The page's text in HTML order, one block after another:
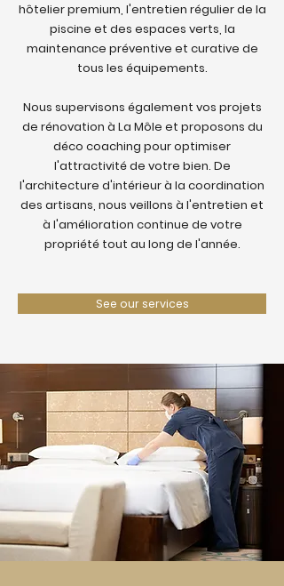
hôtelier premium, l'entretien régulier de la
piscine et des espaces verts, la
maintenance préventive et curative de
tous les équipements.
Nous supervisons également vos projets
de rénovation à La Môle et proposons du
déco coaching pour optimiser
l'attractivité de votre bien. De
l'architecture d'intérieur à la coordination
des artisans, nous veillons à l'entretien et
à l'amélioration continue de votre
propriété tout au long de l'année.
See our services